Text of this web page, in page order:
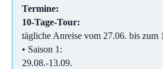
Termine:
10-Tage-Tour:
tägliche Anreise vom 27.06. bis zum
• Saison 1:
29.08.-13.09.